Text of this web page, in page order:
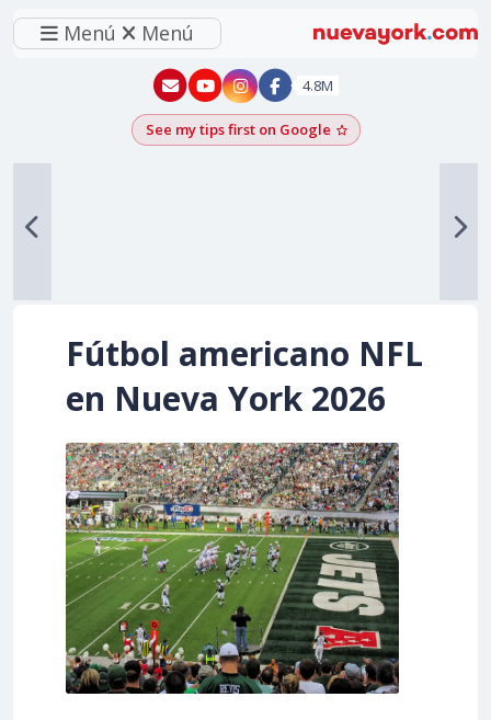
Menú Menú
New York - YouTube
New York - Instagram
4.8M
See my tips first on GoogleAdd as a Google
Fútbol americano NFL
en Nueva York 2026